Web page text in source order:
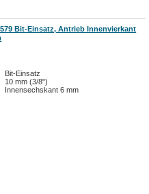
Bit-Einsatz, Antrieb Innenvierkant
Bit-Einsatz
10 mm (3/8")
Innensechskant 6 mm